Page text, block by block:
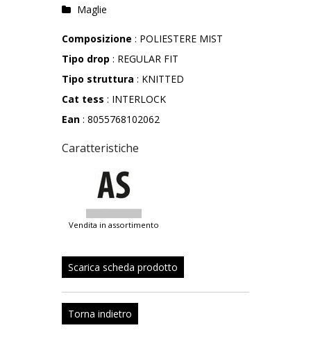
Maglie
Composizione : POLIESTERE MIST
Tipo drop : REGULAR FIT
Tipo struttura : KNITTED
Cat tess : INTERLOCK
Ean : 8055768102062
Caratteristiche
vendita in assortimento
Scarica scheda prodotto
Torna indietro